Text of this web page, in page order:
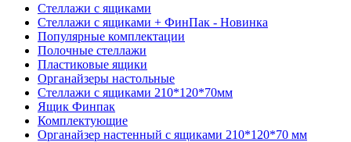
Стеллажи с ящиками
Стеллажи с ящиками + ФинПак - Новинка
Популярные комплектации
Полочные стеллажи
Пластиковые ящики
Органайзеры настольные
Стеллажи с ящиками 210*120*70мм
Ящик Финпак
Комплектующие
Органайзер настенный с ящиками 210*120*70 мм